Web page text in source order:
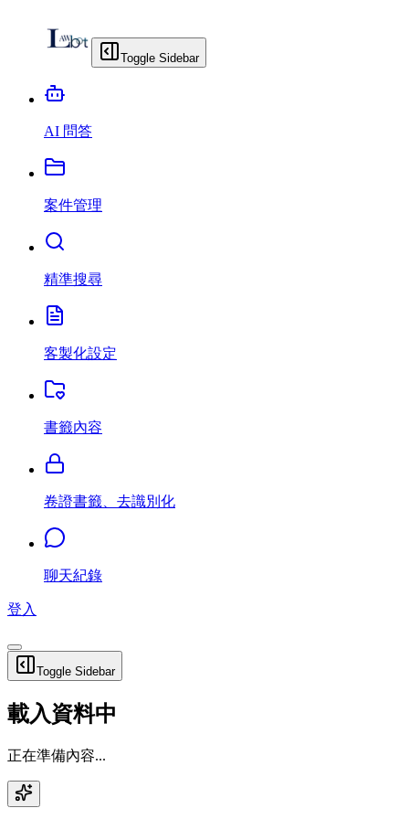
Toggle Sidebar
AI 問答
案件管理
精準搜尋
客製化設定
書籤內容
卷證書籤、去識別化
聊天紀錄
登入
Toggle Sidebar
載入資料中
正在準備內容...